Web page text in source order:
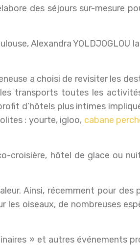
Alexandra YOLDJOGLOU
a choisi de revisiter les
les transports toutes les
d’hôtels plus intimes
: yourte, igloo, cabane
croisière, hôtel de glace ou
Ainsi, récemment pour des
les oiseaux, de nombreuses
» et autres événements